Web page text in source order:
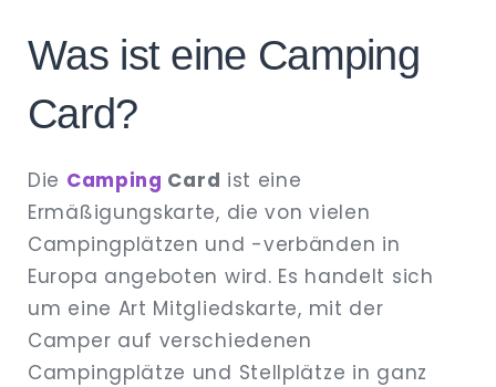
Was ist eine Camping
Card?
Die Camping Card ist eine
Ermäßigungskarte, die von vielen
Campingplätzen und -verbänden in
Europa angeboten wird. Es handelt sich
um eine Art Mitgliedskarte, mit der
Camper auf verschiedenen
Campingplätze und Stellplätze in ganz